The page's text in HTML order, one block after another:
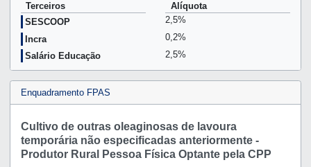
Terceiros
Alíquota
SESCOOP
2,5%
Incra
0,2%
Salário Educação
2,5%
Enquadramento FPAS
Cultivo de outras oleaginosas de lavoura
temporária não especificadas anteriormente -
Produtor Rural Pessoa Física Optante pela CPP